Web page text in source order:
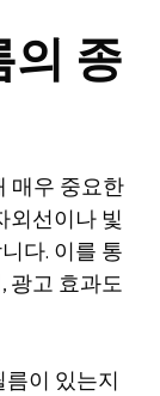
종
매우 중요한
외선이나 빛
다. 이를 통
광고 효과도
이 있는지